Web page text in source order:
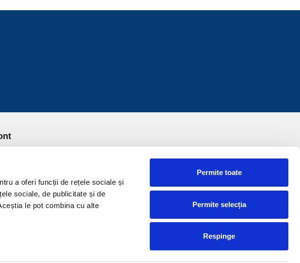
a oferi funcții de rețele sociale și
sociale, de publicitate și de
le pot combina cu alte
Permite toate
Permite selecția
Respinge
datelor